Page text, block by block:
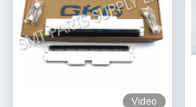
Video